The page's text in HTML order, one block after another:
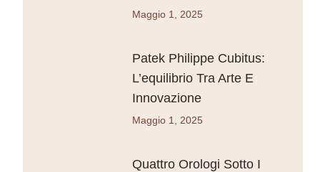
Maggio 1, 2025
Patek Philippe Cubitus:
L’equilibrio Tra Arte E
Innovazione
Maggio 1, 2025
Quattro Orologi Sotto I